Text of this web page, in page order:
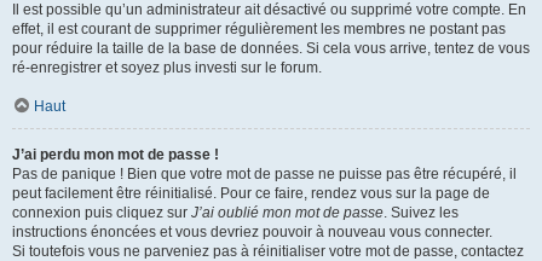
Il est possible qu’un administrateur ait désactivé ou supprimé votre compte. En
effet, il est courant de supprimer régulièrement les membres ne postant pas
pour réduire la taille de la base de données. Si cela vous arrive, tentez de vous
ré-enregistrer et soyez plus investi sur le forum.
Haut
J’ai perdu mon mot de passe !
Pas de panique ! Bien que votre mot de passe ne puisse pas être récupéré, il
peut facilement être réinitialisé. Pour ce faire, rendez vous sur la page de
connexion puis cliquez sur J’ai oublié mon mot de passe. Suivez les
instructions énoncées et vous devriez pouvoir à nouveau vous connecter.
Si toutefois vous ne parveniez pas à réinitialiser votre mot de passe, contactez